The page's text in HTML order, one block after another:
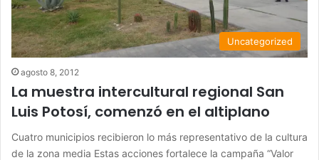
Uncategorized
agosto 8, 2012
La muestra intercultural regional San
Luis Potosí, comenzó en el altiplano
Cuatro municipios recibieron lo más representativo de la cultura
de la zona media Estas acciones fortalece la campaña “Valor